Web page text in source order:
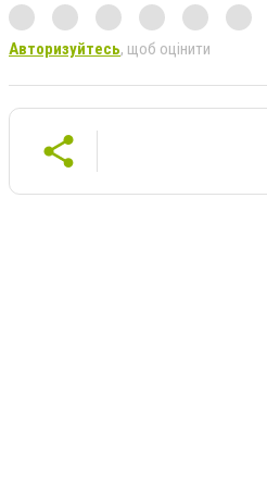
Авторизуйтесь, щоб оцінити